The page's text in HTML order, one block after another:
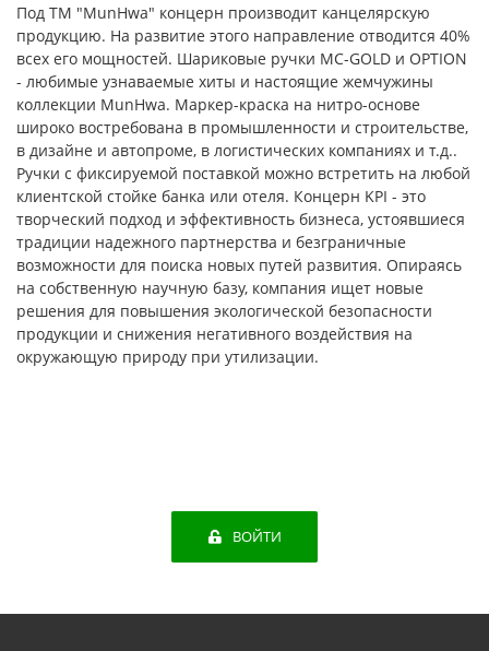
Под ТМ "MunHwa" концерн производит канцелярскую
продукцию. На развитие этого направление отводится 40%
всех его мощностей. Шариковые ручки MC-GOLD и OPTION
- любимые узнаваемые хиты и настоящие жемчужины
коллекции MunHwa. Маркер-краска на нитро-основе
широко востребована в промышленности и строительстве,
в дизайне и автопроме, в логистических компаниях и т.д..
Ручки с фиксируемой поставкой можно встретить на любой
клиентской стойке банка или отеля. Концерн KPI - это
творческий подход и эффективность бизнеса, устоявшиеся
традиции надежного партнерства и безграничные
возможности для поиска новых путей развития. Опираясь
на собственную научную базу, компания ищет новые
решения для повышения экологической безопасности
продукции и снижения негативного воздействия на
окружающую природу при утилизации.
ВОЙТИ